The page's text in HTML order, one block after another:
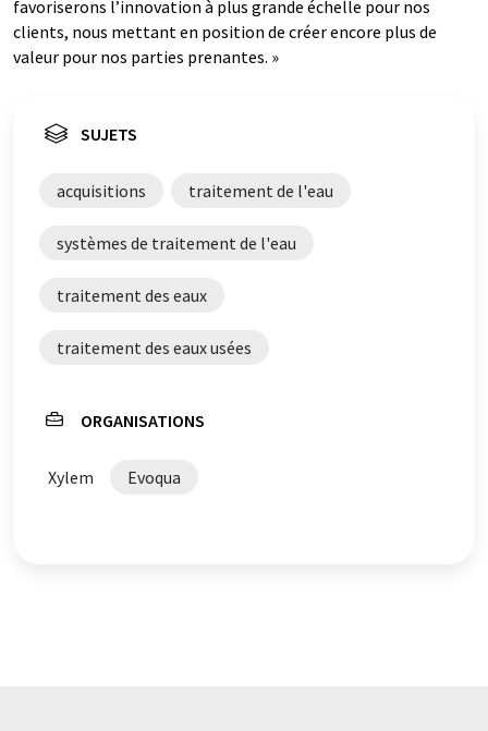
favoriserons l’innovation à plus grande échelle pour nos
clients, nous mettant en position de créer encore plus de
valeur pour nos parties prenantes. »
SUJETS
acquisitions traitement de l'eau
systèmes de traitement de l'eau
traitement des eaux
traitement des eaux usées
ORGANISATIONS
Xylem Evoqua